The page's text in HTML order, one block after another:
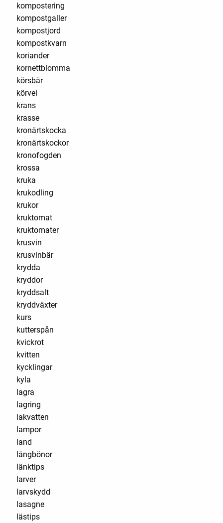
kompostering
kompostgaller
kompostjord
kompostkvarn
koriander
kornettblomma
körsbär
körvel
krans
krasse
kronärtskocka
kronärtskockor
kronofogden
krossa
kruka
krukodling
krukor
kruktomat
kruktomater
krusvin
krusvinbär
krydda
kryddor
kryddsalt
kryddväxter
kurs
kutterspån
kvickrot
kvitten
kycklingar
kyla
lagra
lagring
lakvatten
lampor
land
långbönor
länktips
larver
larvskydd
lasagne
lästips